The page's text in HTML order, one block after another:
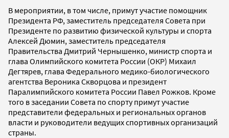
В мероприятии, в том числе, примут участие помощник
Президента РФ, заместитель председателя Совета при
Президенте по развитию физической культуры и спорта
Алексей Дюмин, заместитель председателя
Правительства Дмитрий Чернышенко, министр спорта и
глава Олимпийского комитета России (ОКР) Михаил
Дегтярев, глава Федерального медико-биологического
агентства Вероника Скворцова и президент
Паралимпийского комитета России Павел Рожков. Кроме
того в заседании Совета по спорту примут участие
представители федеральных и региональных органов
власти и руководители ведущих спортивных организаций
страны.